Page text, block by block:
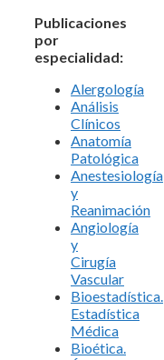
Publicaciones
por
especialidad:
Alergología
Análisis
Clínicos
Anatomía
Patológica
Anestesiología
y
Reanimación
Angiología
y
Cirugía
Vascular
Bioestadística.
Estadística
Médica
Bioética.